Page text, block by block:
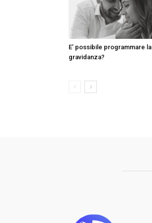
E’ possibile programmare la
gravidanza?